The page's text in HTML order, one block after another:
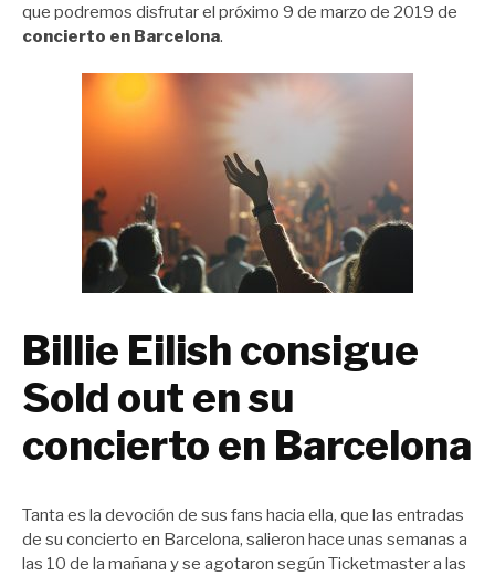
que podremos disfrutar el próximo 9 de marzo de 2019 de
concierto en Barcelona.
Billie Eilish consigue
Sold out en su
concierto en Barcelona
Tanta es la devoción de sus fans hacia ella, que las entradas
de su concierto en Barcelona, salieron hace unas semanas a
las 10 de la mañana y se agotaron según Ticketmaster a las